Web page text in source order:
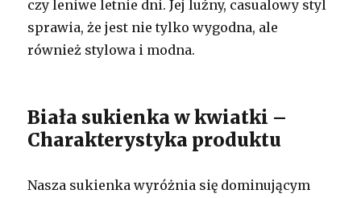
czy leniwe letnie dni. Jej luźny, casualowy styl
sprawia, że jest nie tylko wygodna, ale
również stylowa i modna.
Biała sukienka w kwiatki –
Charakterystyka produktu
Nasza sukienka wyróżnia się dominującym